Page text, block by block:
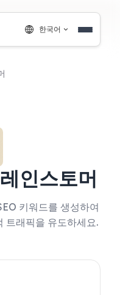
한국어
인스토머
키워드를 생성하여
트래픽을 유도하세요.